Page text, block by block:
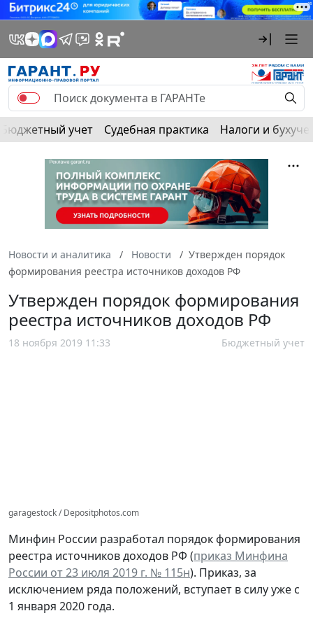
Бюджетный учет Судебная практика Налоги и
Новости и аналитика Новости
Утвержден порядок
формирования реестра источников доходов РФ
Утвержден порядок формирования
реестра источников доходов РФ
18 ноября 2019 11:33 Бюджетный учет
garagestock / Depositphotos.com
Минфин России разработал порядок формирования
реестра источников доходов РФ (приказ Минфина
России от 23 июля 2019 г. № 115н). Приказ, за
исключением ряда положений, вступает в силу уже с
1 января 2020 года.